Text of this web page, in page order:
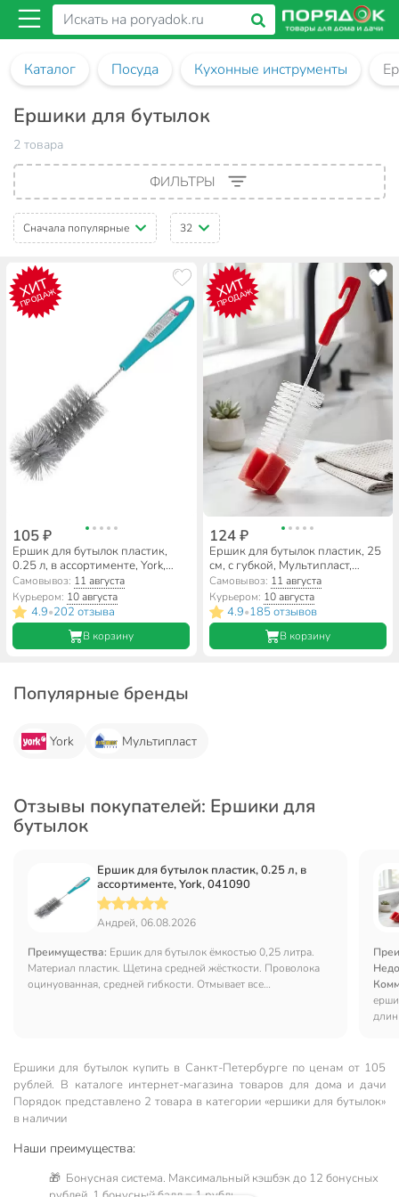
Каталог Посуда Кухонные инструменты
Ершики для бутылок
2 товара
ФИЛЬТРЫ
Сначала популярные 32
ХИТ
ПРОДАЖ
105 ₽
Ершик для бутылок пластик,
0.25 л, в ассортименте, York,
041090
Самовывоз: 11 августа
Курьером: 10 августа
4.9•202 отзыва
В корзину
ХИТ
ПРОДАЖ
124 ₽
Ершик для бутылок пластик, 25
см, с губкой, Мультипласт,
Умничка, SM-25
Самовывоз: 11 августа
Курьером: 10 августа
4.9•185 отзывов
В корзину
Популярные бренды
York Мультипласт
Отзывы покупателей: Ершики для
бутылок
Ершик для бутылок пластик, 0.25 л, в
ассортименте, York, 041090
Андрей, 06.08.2026
Преимущества: Ершик для бутылок ёмкостью 0,25 литра.
Материал пластик. Щетина средней жёсткости. Проволока
оцинуованная, средней гибкости. Отмывает все
Ершики для бутылок купить в Санкт-Петербургe по ценам от 105
рублей. В каталоге интернет-магазина товаров для дома и дачи
Порядок представлено 2 товара в категории «ершики для бутылок»
в наличии
Наши преимущества:
🎁 Бонусная система. Максимальный кэшбэк до 12 бонусных